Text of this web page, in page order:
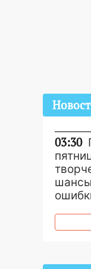
03:30
23:20